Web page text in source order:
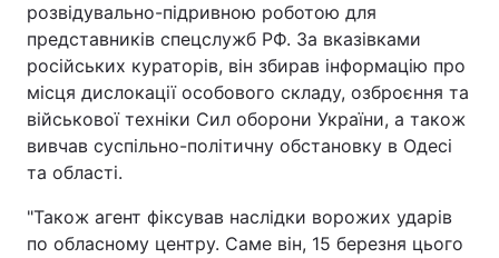
Цікавинки Погода
Екологія Регіони
Лонгріди
Відео з Youtube
Інтерв'ю Думки
розвідувально-підривною роботою для
представників спецслужб РФ. За вказівками
російських кураторів, він збирав інформацію про
місця дислокації особового складу, озброєння та
військової техніки Сил оборони України, а також
вивчав суспільно-політичну обстановку в Одесі
та області.
"Також агент фіксував наслідки ворожих ударів
по обласному центру. Саме він, 15 березня цього